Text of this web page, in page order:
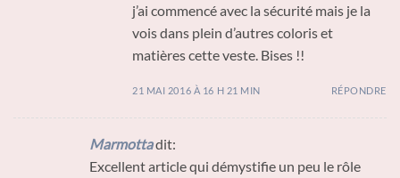
j’ai commencé avec la sécurité mais je la
vois dans plein d’autres coloris et
matières cette veste. Bises !!
21 MAI 2016 À 16 H 21 MIN RÉPONDRE
Marmottadit:
Excellent article qui démystifie un peu le rôle